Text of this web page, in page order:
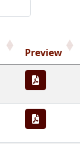
Preview